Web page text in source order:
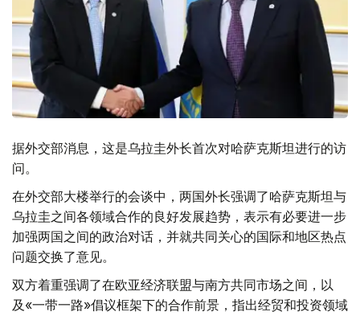
据外交部消息，这是乌拉圭外长首次对哈萨克斯坦进行的访
问。
在外交部大楼举行的会谈中，两国外长强调了哈萨克斯坦与
乌拉圭之间各领域合作的良好发展趋势，表示有必要进一步
加强两国之间的政治对话，并就共同关心的国际和地区热点
问题交换了意见。
双方着重强调了在欧亚经济联盟与南方共同市场之间，以
及«一带一路»倡议框架下的合作前景，指出经贸和投资领域